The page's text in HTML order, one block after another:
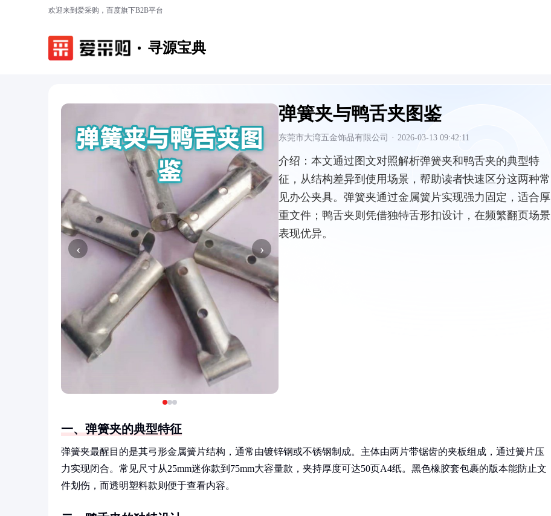
欢迎来到爱采购，百度旗下B2B平台
寻源宝典
‹ ›
弹簧夹与鸭舌夹图鉴
东莞市大湾五金饰品有限公司 · 2026-03-13 09:42:11
介绍： 本文通过图文对照解析弹簧夹和鸭舌夹的典型特
征，从结构差异到使用场景，帮助读者快速区分这两种常
见办公夹具。弹簧夹通过金属簧片实现强力固定，适合厚
重文件；鸭舌夹则凭借独特舌形扣设计，在频繁翻页场景
表现优异。
一、弹簧夹的典型特征
弹簧夹最醒目的是其弓形金属簧片结构，通常由镀锌钢或不锈钢制成。主体由两片带锯齿的夹板组成，通过簧片压
力实现闭合。常见尺寸从25mm迷你款到75mm大容量款，夹持厚度可达50页A4纸。黑色橡胶套包裹的版本能防止文
件划伤，而透明塑料款则便于查看内容。